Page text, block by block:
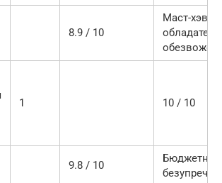
8.9 / 10
Маст-хэв
1 10 / 10
9.8 / 10